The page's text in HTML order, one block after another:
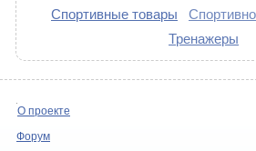
Спортивные товары
Тренажеры
О проекте
Форум